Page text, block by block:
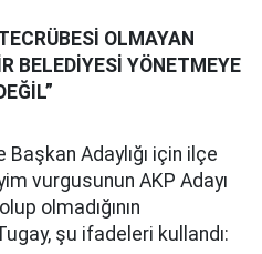
OLMAYAN
BELEDİYESİ YÖNETMEYE
Adaylığı için ilçe
vurgusunun AKP Adayı
olmadığının
şu ifadeleri kullandı: